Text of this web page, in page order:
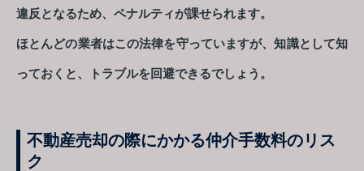
違反となるため、ペナルティが課せられます。
ほとんどの業者はこの法律を守っていますが、知識として知
っておくと、トラブルを回避できるでしょう。
不動産売却の際にかかる仲介手数料のリス
ク